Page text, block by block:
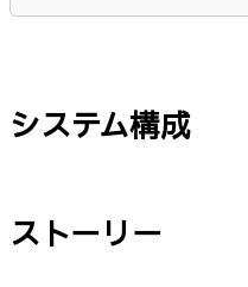
システム構成
ストーリー